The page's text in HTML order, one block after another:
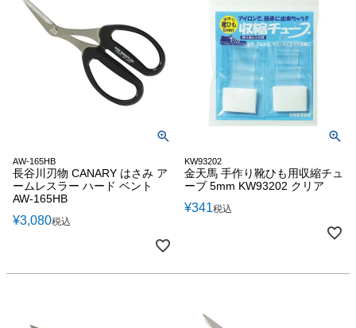
AW-165HB
長谷川刃物 CANARY はさみ ア
ームレスラー ハード ベント
AW-165HB
¥3,080税込
KW93202
金天馬 手作り靴ひも用収縮チュ
ーブ 5mm KW93202 クリア
¥341税込